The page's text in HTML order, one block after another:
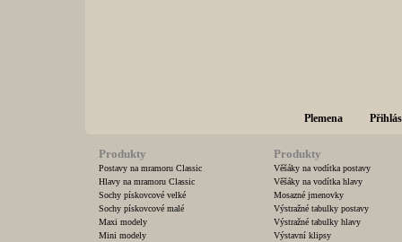
Plemena
Produkty
Postavy na mramoru Classic
Hlavy na mramoru Classic
Sochy pískovcové velké
Sochy pískovcové malé
Maxi modely
Mini modely
Produkty
Věšáky na vodítka postavy
Věšáky na vodítka hlavy
Mosazné jmenovky
Výstražné tabulky postavy
Výstražné tabulky hlavy
Výstavní klipsy